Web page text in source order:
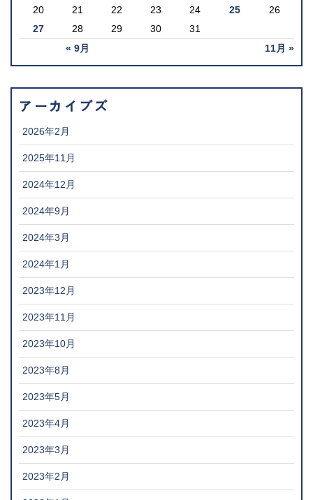
« 9月 11月 »
20
21 22 23 24 25
26
27
28 29 30 31
アーカイブズ
2026年2月
2025年11月
2024年12月
2024年9月
2024年3月
2024年1月
2023年12月
2023年11月
2023年10月
2023年8月
2023年5月
2023年4月
2023年3月
2023年2月